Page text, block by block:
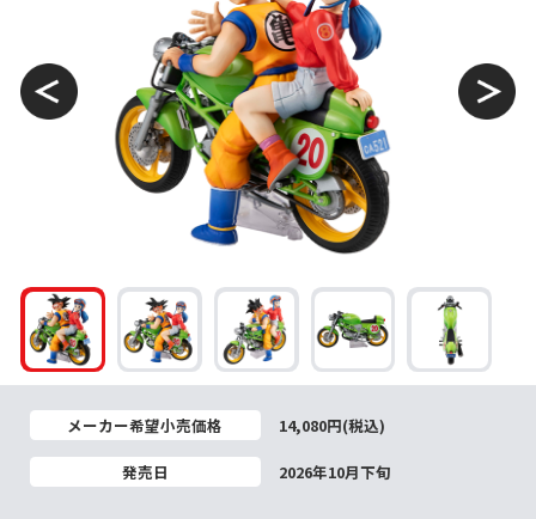
メーカー希望小売価格 14,080円(税込)
発売日 2026年10月下旬